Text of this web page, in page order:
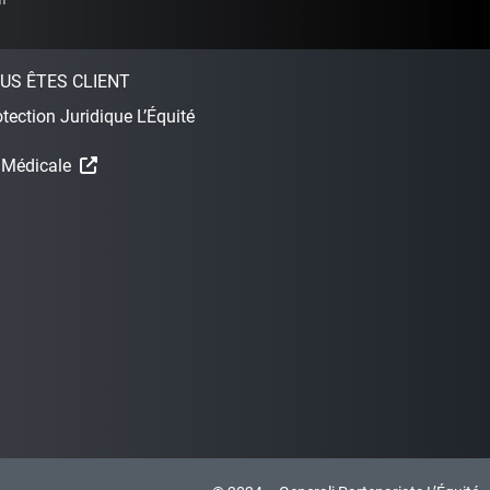
ÊTES CLIENT
Juridique L’Équité